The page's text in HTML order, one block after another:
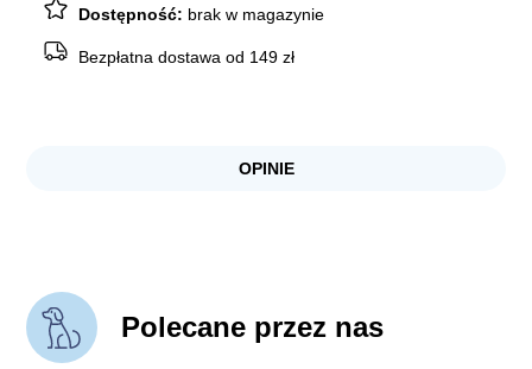
Dostępność: brak w magazynie
Bezpłatna dostawa od 149 zł
OPINIE
Polecane przez nas